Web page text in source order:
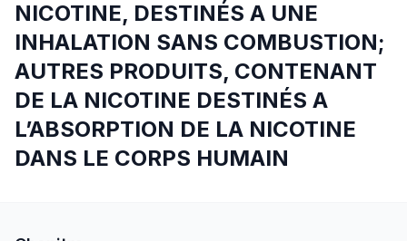
NICOTINE, DESTINÉS A UNE
INHALATION SANS COMBUSTION;
AUTRES PRODUITS, CONTENANT
DE LA NICOTINE DESTINÉS A
L’ABSORPTION DE LA NICOTINE
DANS LE CORPS HUMAIN